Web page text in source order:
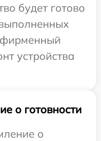
будет готово
устройства
о готовности
о